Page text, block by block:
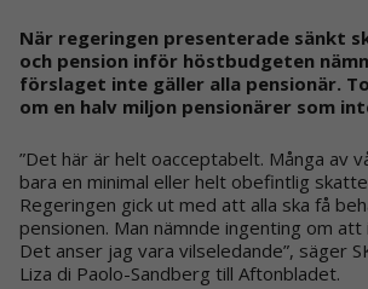
När regeringen presenterade sänkt
och pension inför höstbudgeten
förslaget inte gäller alla pensionär.
om en halv miljon pensionärer som
”Det här är helt oacceptabelt. Många av
bara en minimal eller helt obefintlig
Regeringen gick ut med att alla ska få
pensionen. Man nämnde ingenting om
Det anser jag vara vilseledande”, säger
Liza di Paolo-Sandberg till Aftonbladet.